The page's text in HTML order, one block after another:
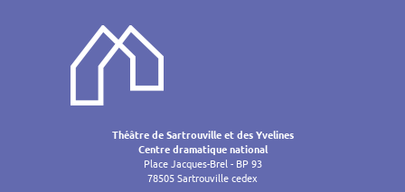
de
l’article
Théâtre de Sartrouville et des Yvelines
Centre dramatique national
Place Jacques-Brel - BP 93
78505 Sartrouville cedex